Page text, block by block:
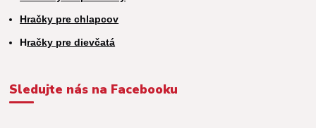
Hračky pre chlapcov
Hračky pre dievčatá
Sledujte nás na Facebooku